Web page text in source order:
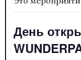
День